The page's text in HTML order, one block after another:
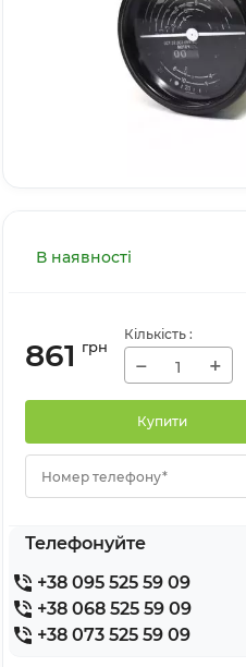
В наявності
861 грн
Кількість :
− +
Купити
Номер телефону*
Телефонуйте
+38 095 525 59 09
+38 068 525 59 09
+38 073 525 59 09